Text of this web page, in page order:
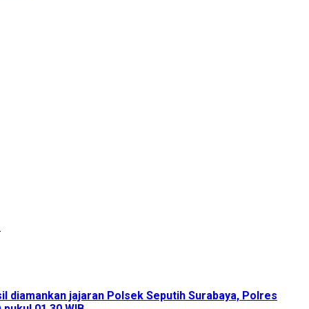
diamankan jajaran Polsek Seputih Surabaya, Polres